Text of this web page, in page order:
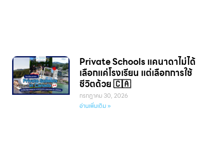
Private Schools แคนาดาไม่ได้
เลือกแค่โรงเรียน แต่เลือกการใช้
ชีวิตด้วย 🇨🇦
กรกฎาคม 30, 2026
อ่านเพิ่มเติม »